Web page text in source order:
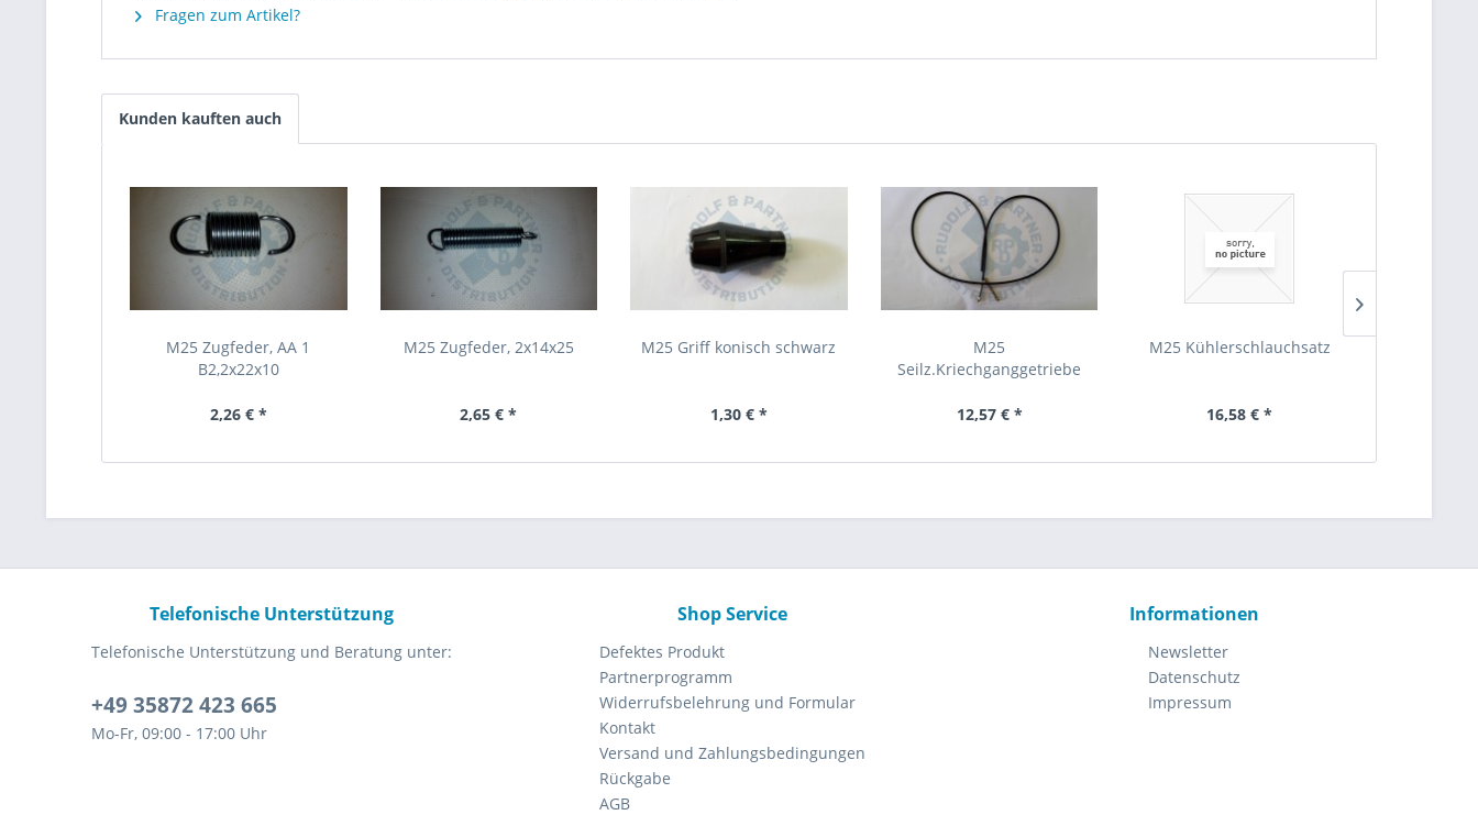
Fragen zum Artikel?
Kunden kauften auch
M25 Zugfeder, AA 1
B2,2x22x10
2,26 € *
M25 Zugfeder, 2x14x25
2,65 € *
M25 Griff konisch schwarz
1,30 € *
M25
Seilz.Kriechganggetriebe
12,57 € *
M25 Kühlerschlauchsatz
16,58 € *
Telefonische Unterstützung
Telefonische Unterstützung und Beratung unter:
+49 35872 423 665
Mo-Fr, 09:00 - 17:00 Uhr
Shop Service
Defektes Produkt
Partnerprogramm
Widerrufsbelehrung und Formular
Kontakt
Versand und Zahlungsbedingungen
Rückgabe
AGB
Informationen
Newsletter
Datenschutz
Impressum